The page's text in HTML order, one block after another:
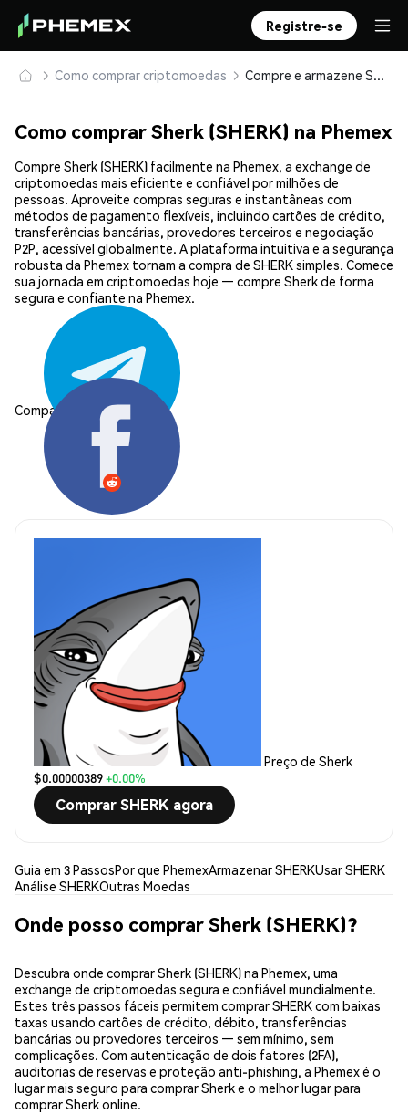
Registre-se
Como comprar criptomoedas Compre e armazene Sherk (SHERK) com segurança
Como comprar Sherk (SHERK) na Phemex
Compre Sherk (SHERK) facilmente na Phemex, a exchange de
criptomoedas mais eficiente e confiável por milhões de
pessoas. Aproveite compras seguras e instantâneas com
métodos de pagamento flexíveis, incluindo cartões de crédito,
transferências bancárias, provedores terceiros e negociação
P2P, acessível globalmente. A plataforma intuitiva e a segurança
robusta da Phemex tornam a compra de SHERK simples. Comece
sua jornada em criptomoedas hoje — compre Sherk de forma
segura e confiante na Phemex.
Compartilhar:
Preço de Sherk
$0.00000389+0.00%
Comprar SHERK agora
Guia em 3 PassosPor que PhemexArmazenar SHERKUsar SHERK
Análise SHERKOutras Moedas
Onde posso comprar Sherk (SHERK)?
Descubra onde comprar Sherk (SHERK) na Phemex, uma
exchange de criptomoedas segura e confiável mundialmente.
Estes três passos fáceis permitem comprar SHERK com baixas
taxas usando cartões de crédito, débito, transferências
bancárias ou provedores terceiros — sem mínimo, sem
complicações. Com autenticação de dois fatores (2FA),
auditorias de reservas e proteção anti-phishing, a Phemex é o
lugar mais seguro para comprar Sherk e o melhor lugar para
comprar Sherk online.